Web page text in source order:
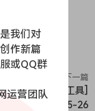
下一篇
X 序列号查询工具]
Pack 03-15-26
我们对
作新篇
或QQ群
运营团队